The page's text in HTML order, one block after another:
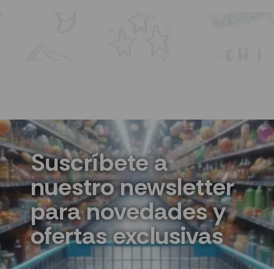
Suscríbete a
nuestro newsletter
para novedades y
ofertas exclusivas